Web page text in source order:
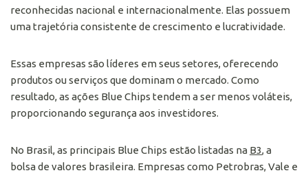
reconhecidas nacional e internacionalmente. Elas possuem
uma trajetória consistente de crescimento e lucratividade.
Essas empresas são líderes em seus setores, oferecendo
produtos ou serviços que dominam o mercado. Como
resultado, as ações Blue Chips tendem a ser menos voláteis,
proporcionando segurança aos investidores.
No Brasil, as principais Blue Chips estão listadas na B3, a
bolsa de valores brasileira. Empresas como Petrobras, Vale e